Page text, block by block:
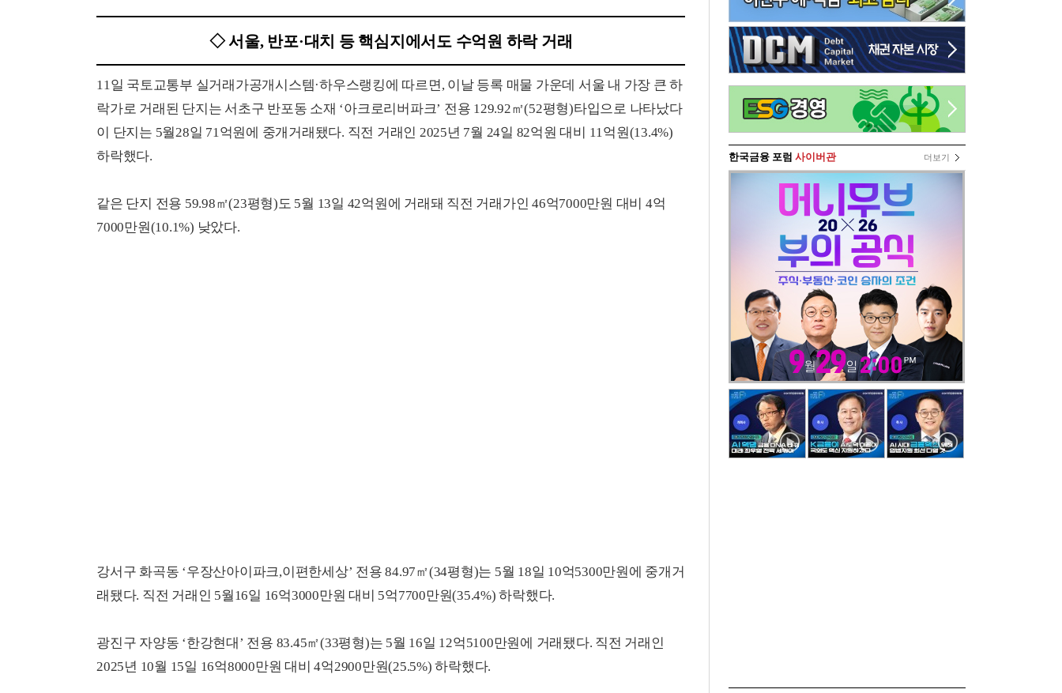
◇ 서울, 반포·대치 등 핵심지에서도 수억원 하락 거래
11일 국토교통부 실거래가공개시스템·하우스랭킹에 따르면, 이날 등록 매물 가운데 서울 내 가장 큰 하
락가로 거래된 단지는 서초구 반포동 소재 ‘아크로리버파크’ 전용 129.92㎡(52평형)타입으로 나타났다
이 단지는 5월28일 71억원에 중개거래됐다. 직전 거래인 2025년 7월 24일 82억원 대비 11억원(13.4%)
하락했다.
같은 단지 전용 59.98㎡(23평형)도 5월 13일 42억원에 거래돼 직전 거래가인 46억7000만원 대비 4억
7000만원(10.1%) 낮았다.
강서구 화곡동 ‘우장산아이파크,이편한세상’ 전용 84.97㎡(34평형)는 5월 18일 10억5300만원에 중개거
래됐다. 직전 거래인 5월16일 16억3000만원 대비 5억7700만원(35.4%) 하락했다.
광진구 자양동 ‘한강현대’ 전용 83.45㎡(33평형)는 5월 16일 12억5100만원에 거래됐다. 직전 거래인
2025년 10월 15일 16억8000만원 대비 4억2900만원(25.5%) 하락했다.
한국금융 포럼 사이버관 더보기